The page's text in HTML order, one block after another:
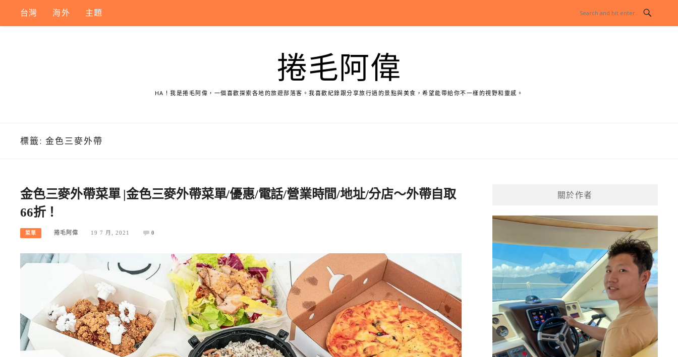
content
台灣 海外 主題
捲毛阿偉
HA！我是捲毛阿偉，一個喜歡探索各地的旅遊部落客。我喜歡紀錄跟分享旅行過的景點與美食，希望能帶給你不一樣的視野和靈感。
標籤: 金色三麥外帶
金色三麥外帶菜單 |金色三麥外帶菜單/優惠/電話/營業時間/地址/分店～外帶自取
66折！
菜單 捲毛阿偉 19 7 月, 2021 0
關於作者